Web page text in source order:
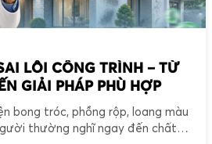
LỖI CÔNG TRÌNH – TỪ
GIẢI PHÁP PHÙ HỢP
bong tróc, phồng rộp, loang màu
thường nghĩ ngay đến chất